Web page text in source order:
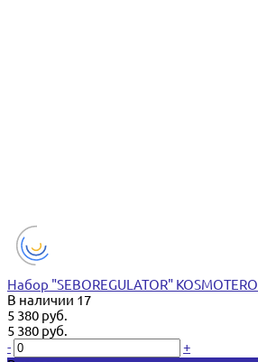
Набор "SEBOREGULATOR"
В наличии 17
5 380 руб.
5 380 руб.
-
+